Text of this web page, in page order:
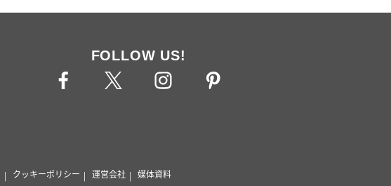
FOLLOW US!
クッキーポリシー 運営会社 媒体資料